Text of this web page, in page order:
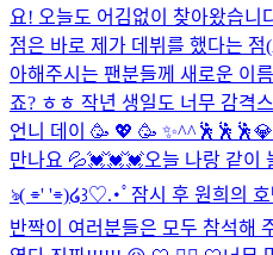
요! 오늘도 어김없이 찾아왔습니
점은 바로 제가 데뷔를 했다는
아해주시는 팬분들께 새로운 이
죠? ㅎㅎ 작년 생일도 너무 감격
언니 데이 🥳 💖 🥳 ✨^^🕺🕺🕺
만나요 💦💓💓💓오늘 나랑 같이
ঌ( ⌯' '⌯)໒꒱♡.･ﾟ 잠시 후 원희의
반짝이 여러분들은 모두 참석해